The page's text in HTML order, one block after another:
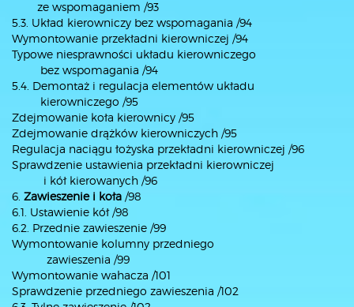
ze wspomaganiem /93
5.3. Układ kierowniczy bez wspomagania /94
Wymontowanie przekładni kierowniczej /94
Typowe niesprawności układu kierowniczego
bez wspomagania /94
5.4. Demontaż i regulacja elementów układu
kierowniczego /95
Zdejmowanie koła kierownicy /95
Zdejmowanie drążków kierowniczych /95
Regulacja naciągu łożyska przekładni kierowniczej /96
Sprawdzenie ustawienia przekładni kierowniczej
i kół kierowanych /96
6. Zawieszenie i koła /98
6.1. Ustawienie kół /98
6.2. Przednie zawieszenie /99
Wymontowanie kolumny przedniego
zawieszenia /99
Wymontowanie wahacza /101
Sprawdzenie przedniego zawieszenia /102